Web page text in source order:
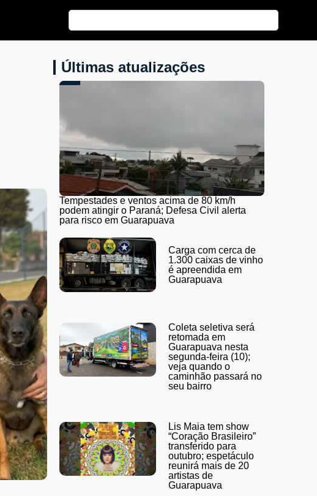
Últimas atualizações
Tempestades e ventos acima de 80 km/h
podem atingir o Paraná; Defesa Civil alerta
para risco em Guarapuava
Carga com cerca de
1.300 caixas de vinho
é apreendida em
Guarapuava
Coleta seletiva será
retomada em
Guarapuava nesta
segunda-feira (10);
veja quando o
caminhão passará no
seu bairro
Lis Maia tem show
“Coração Brasileiro”
transferido para
outubro; espetáculo
reunirá mais de 20
artistas de
Guarapuava